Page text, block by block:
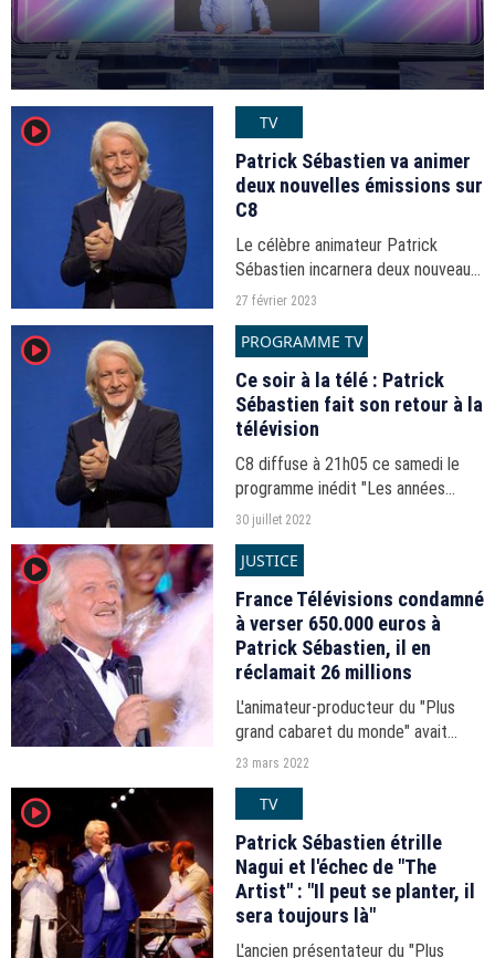
player2 TV
Patrick Sébastien va animer
deux nouvelles émissions sur
C8
Le célèbre animateur Patrick
Sébastien incarnera deux nouveaux
formats sur C8, chaîne portée par
27 février 2023
player2 PROGRAMME TV
Ce soir à la télé : Patrick
Sébastien fait son retour à la
télévision
C8 diffuse à 21h05 ce samedi le
programme inédit "Les années
Sébastien".
30 juillet 2022
player2 JUSTICE
France Télévisions condamné
à verser 650.000 euros à
Patrick Sébastien, il en
réclamait 26 millions
L'animateur-producteur du "Plus
grand cabaret du monde" avait
attaqué le groupe public après son
23 mars 2022
player2 TV
Patrick Sébastien étrille
Nagui et l'échec de "The
Artist" : "Il peut se planter, il
sera toujours là"
L'ancien présentateur du "Plus